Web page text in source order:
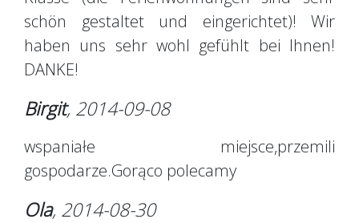
schön gestaltet und eingerichtet)! Wir
haben uns sehr wohl gefühlt bei Ihnen!
DANKE!
Birgit, 2014-09-08
wspaniałe miejsce,przemili
gospodarze.Gorąco polecamy
Ola, 2014-08-30